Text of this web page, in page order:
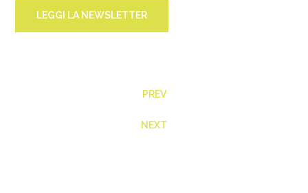
LEGGI LA NEWSLETTER
PREV
NEXT